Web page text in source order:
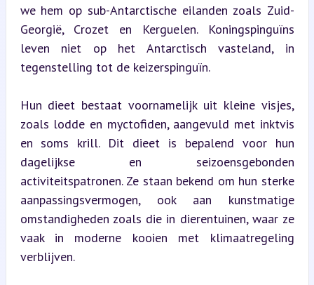
we hem op sub-Antarctische eilanden zoals Zuid-
Georgië, Crozet en Kerguelen. Koningspinguïns
leven niet op het Antarctisch vasteland, in
tegenstelling tot de keizerspinguïn.
Hun dieet bestaat voornamelijk uit kleine visjes,
zoals lodde en myctofiden, aangevuld met inktvis
en soms krill. Dit dieet is bepalend voor hun
dagelijkse en seizoensgebonden
activiteitspatronen. Ze staan bekend om hun sterke
aanpassingsvermogen, ook aan kunstmatige
omstandigheden zoals die in dierentuinen, waar ze
vaak in moderne kooien met klimaatregeling
verblijven.